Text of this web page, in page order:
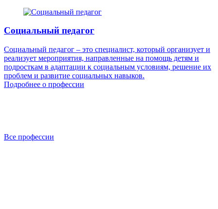
Социальный педагог
Социальный педагог – это специалист, который организует и
реализует мероприятия, направленные на помощь детям и
подросткам в адаптации к социальным условиям, решение их
проблем и развитие социальных навыков.
Подробнее о профессии
Все профессии